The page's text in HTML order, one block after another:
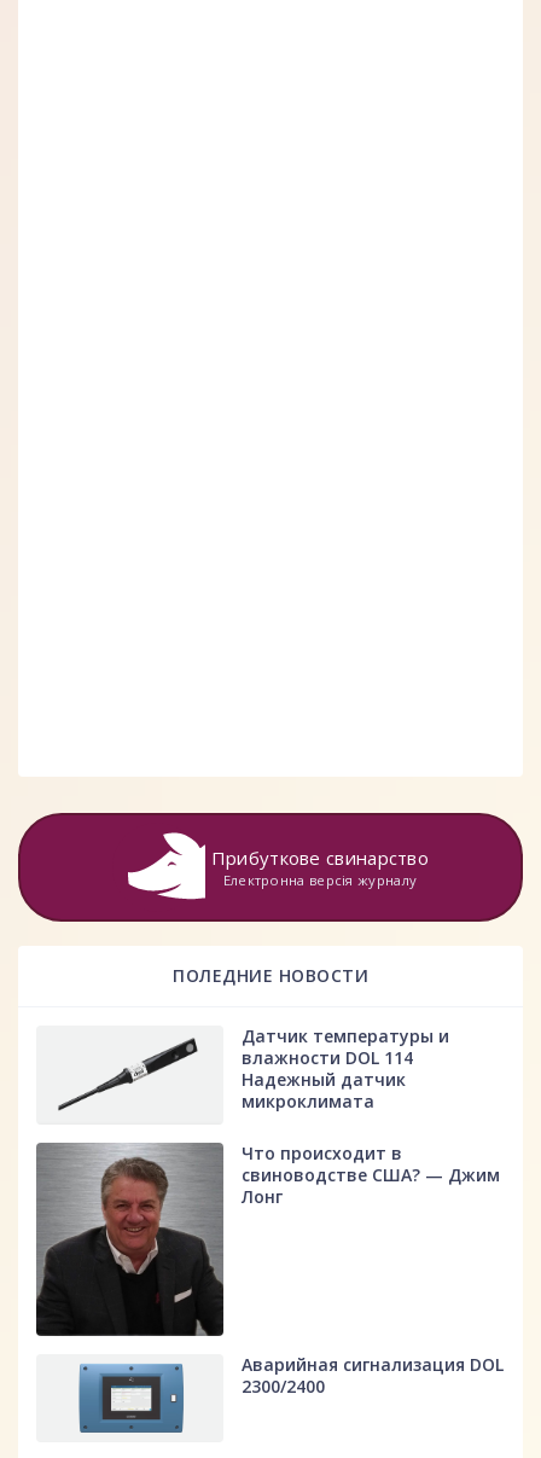
Прибуткове свинарство
Електронна версія журналу
ПОЛЕДНИЕ НОВОСТИ
Датчик температуры и
влажности DOL 114
Надежный датчик
микроклимата
Что происходит в
свиноводстве США? — Джим
Лонг
Аварийная сигнализация DOL
2300/2400